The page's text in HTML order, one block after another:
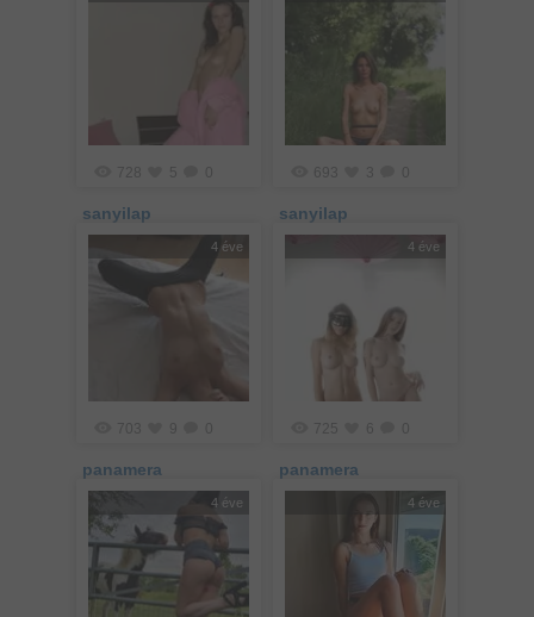
728 5
sanyilap
693 3
sanyilap
4 éve
703 9
panamera
4 éve
725 6
panamera
4 éve 4 éve